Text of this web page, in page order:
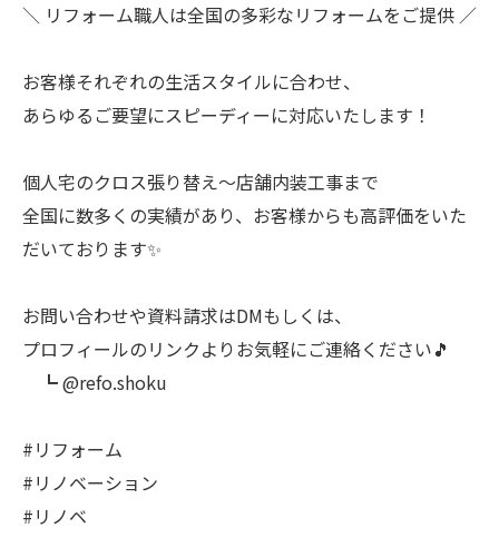
＼ リフォーム職人は全国の多彩なリフォームをご提供 ／
お客様それぞれの生活スタイルに合わせ、
あらゆるご要望にスピーディーに対応いたします！
個人宅のクロス張り替え〜店舗内装工事まで
全国に数多くの実績があり、お客様からも高評価をいた
だいております✨
お問い合わせや資料請求はDMもしくは、
プロフィールのリンクよりお気軽にご連絡ください🎵
┗ @refo.shoku
#リフォーム
#リノベーション
#リノベ